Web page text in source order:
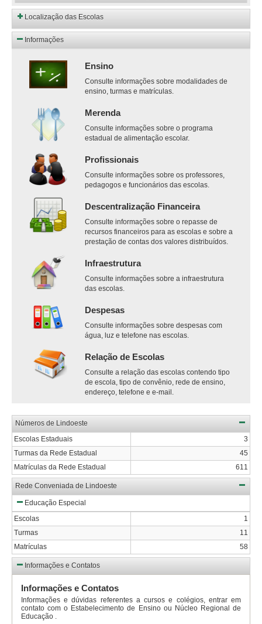
Localização das Escolas
Informações
Ensino
Consulte informações sobre modalidades de
ensino, turmas e matrículas.
Merenda
Consulte informações sobre o programa
estadual de alimentação escolar.
Profissionais
Consulte informações sobre os professores,
pedagogos e funcionários das escolas.
Descentralização Financeira
Consulte informações sobre o repasse de
recursos financeiros para as escolas e sobre a
prestação de contas dos valores distribuídos.
Infraestrutura
Consulte informações sobre a infraestrutura
das escolas.
Despesas
Consulte informações sobre despesas com
água, luz e telefone nas escolas.
Relação de Escolas
Consulte a relação das escolas contendo tipo
de escola, tipo de convênio, rede de ensino,
endereço, telefone e e-mail.
Números de Lindoeste
Escolas Estaduais
3
Turmas da Rede Estadual
45
Matrículas da Rede Estadual
611
Rede Conveniada de Lindoeste
Educação Especial
Escolas
1
Turmas
11
Matrículas
58
Informações e Contatos
Informações e Contatos
Informações e dúvidas referentes a cursos e colégios, entrar em
contato com o Estabelecimento de Ensino ou Núcleo Regional de
Educação .